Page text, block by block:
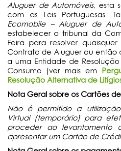
Aluguer de Automóveis, esta
com as Leis Portuguesas.
Ecomobile – Aluguer de
estabelecer o tribunal da
Feira para resolver
Contrato de Aluguer ou então
a uma Entidade de
Consumo (ver mais em
Resolução Alternativa de
Nota Geral sobre os Cartões
Não é permitido a
Virtual (temporário) para
proceder ao levantamento
apresentar um Cartão de